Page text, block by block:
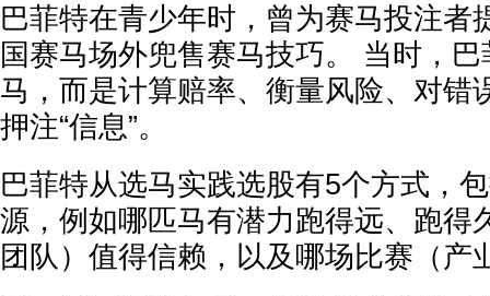
巴菲特在青少年时，曾为赛马投注者
国赛马场外兜售赛马技巧。 当时，
马，而是计算赔率、衡量风险、对错
押注“信息”。
巴菲特从选马实践选股有5个方式，
源，例如哪匹马有潜力跑得远、跑得
团队）值得信赖，以及哪场比赛（产